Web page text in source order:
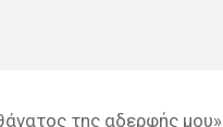
της αδερφής